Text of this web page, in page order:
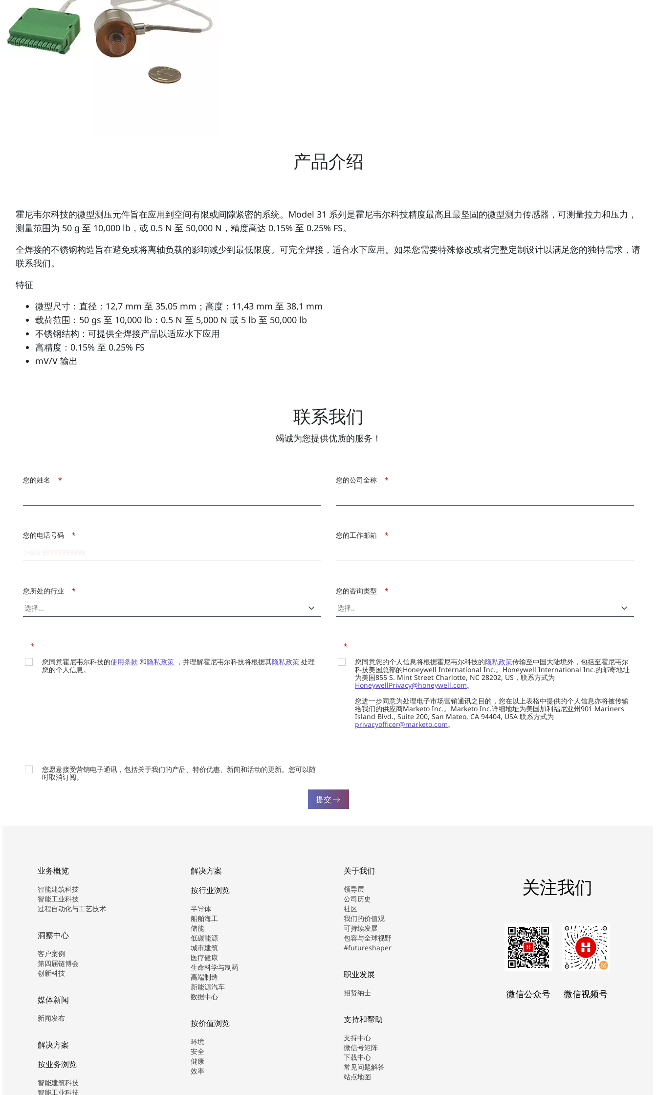
产品介绍
霍尼韦尔科技的微型测压元件旨在应用到空间有限或间隙紧密的系统。Model 31 系列是霍尼韦尔科技精度最高且最坚固的微型测力传感器，可测量拉力和压力，
测量范围为 50 g 至 10,000 lb，或 0.5 N 至 50,000 N，精度高达 0.15% 至 0.25% FS。
全焊接的不锈钢构造旨在避免或将离轴负载的影响减少到最低限度。可完全焊接，适合水下应用。如果您需要特殊修改或者完整定制设计以满足您的独特需求，请
联系我们。
特征
微型尺寸：直径：12,7 mm 至 35,05 mm；高度：11,43 mm 至 38,1 mm
载荷范围：50 gs 至 10,000 lb：0.5 N 至 5,000 N 或 5 lb 至 50,000 lb
不锈钢结构：可提供全焊接产品以适应水下应用
高精度：0.15% 至 0.25% FS
mV/V 输出
联系我们
竭诚为您提供优质的服务！
*
您的姓名 *
您的公司全称
*
您的电话号码 *
您的工作邮箱
*
您所处的行业 *
您的咨询类型
*
您同意霍尼韦尔科技的使用条款 和隐私政策 ，并理解霍尼韦尔科技将根据其隐私政策 处理
您的个人信息。
*
您同意您的个人信息将根据霍尼韦尔科技的隐私政策传输至中国大陆境外，包括至霍尼韦尔
科技美国总部的Honeywell International Inc.。Honeywell International Inc.的邮寄地址
为美国855 S. Mint Street Charlotte, NC 28202, US，联系方式为
HoneywellPrivacy@honeywell.com。
您进一步同意为处理电子市场营销通讯之目的，您在以上表格中提供的个人信息亦将被传输
给我们的供应商Marketo Inc.。Marketo Inc.详细地址为美国加利福尼亚州901 Mariners
Island Blvd., Suite 200, San Mateo, CA 94404, USA 联系方式为
privacyofficer@marketo.com。
您愿意接受营销电子通讯，包括关于我们的产品、特价优惠、新闻和活动的更新。您可以随
时取消订阅。
提交
业务概览
智能建筑科技
智能工业科技
过程自动化与工艺技术
洞察中心
客户案例
第四届链博会
创新科技
媒体新闻
新闻发布
解决方案
按业务浏览
智能建筑科技
智能工业科技
解决方案
按行业浏览
半导体
船舶海工
储能
低碳能源
城市建筑
医疗健康
生命科学与制药
高端制造
新能源汽车
数据中心
按价值浏览
环境
安全
健康
效率
关于我们
领导层
公司历史
社区
我们的价值观
可持续发展
包容与全球视野
#futureshaper
职业发展
招贤纳士
支持和帮助
支持中心
微信号矩阵
下载中心
常见问题解答
站点地图
关注我们
微信公众号 微信视频号